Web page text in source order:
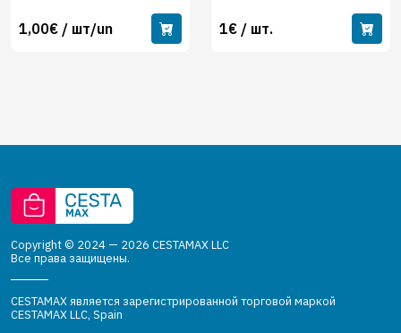
1,00€ / шт/un 1€ / шт.
Copyright © 2024 — 2026 CESTAMAX LLC
Все права защищены.
CESTAMAX является зарегистрированной торговой маркой
CESTAMAX LLC, Spain